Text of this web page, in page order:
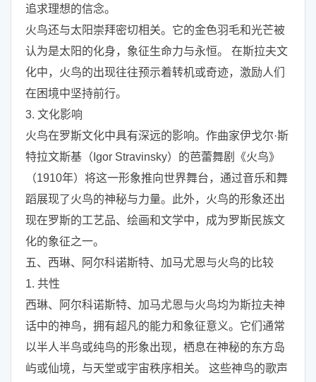
追求理想的信念。
火鸟还与太阳崇拜密切相关。它的金色羽毛和光芒被
认为是太阳的化身，象征生命力与永恒。 在斯拉夫文
化中，火鸟的出现往往预示着转机或奇迹，激励人们
在困境中坚持前行。
3. 文化影响
火鸟在罗斯文化中具有深远的影响。作曲家伊戈尔·斯
特拉文斯基（Igor Stravinsky）的芭蕾舞剧《火鸟》
（1910年）将这一形象推向世界舞台，通过音乐和舞
蹈展现了火鸟的神秘与力量。此外，火鸟的形象还出
现在罗斯的工艺品、绘画和文学中，成为罗斯民族文
化的象征之一。
五、西琳、阿尔科诺斯特、加马尤恩与火鸟的比较
1. 共性
西琳、阿尔科诺斯特、加马尤恩与火鸟均为斯拉夫神
话中的神鸟，拥有超凡的能力和象征意义。它们通常
以半人半鸟或纯鸟的形象出现，栖息在神秘的东方岛
屿或仙境，与天堂或宇宙秩序相关。 这些神鸟的歌声